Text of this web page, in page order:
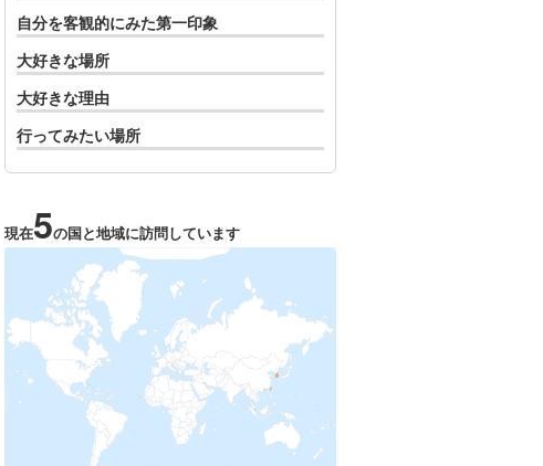
自分を客観的にみた第一印象
大好きな場所
大好きな理由
行ってみたい場所
現在5の国と地域に訪問しています